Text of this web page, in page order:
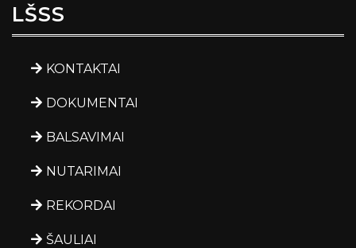
LŠSS
KONTAKTAI
DOKUMENTAI
BALSAVIMAI
NUTARIMAI
REKORDAI
ŠAULIAI